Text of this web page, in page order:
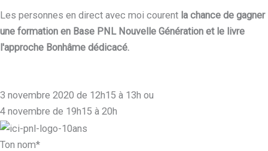
Les personnes en direct avec moi courent la chance de gagner
une formation en Base PNL Nouvelle Génération et le livre
l'approche Bonhâme dédicacé.
3 novembre 2020 de 12h15 à 13h ou
4 novembre de 19h15 à 20h
Ton nom*